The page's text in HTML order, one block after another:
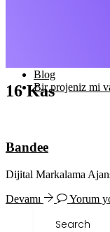
Blog
Bir projeniz mi
16Kas
Bandee
Dijital Markalama
Devamı Yorum